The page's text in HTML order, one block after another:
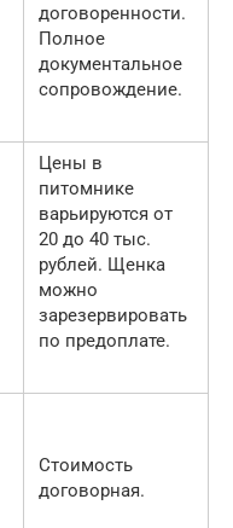
договоренности.
Полное
документальное
сопровождение.
Цены в
питомнике
варьируются от
20 до 40 тыс.
рублей. Щенка
можно
зарезервировать
по предоплате.
Стоимость
договорная.